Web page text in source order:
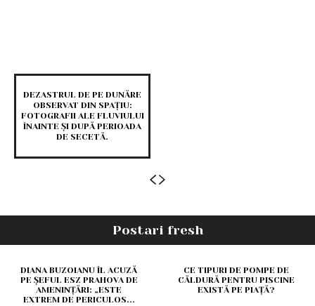
DEZASTRUL DE PE DUNĂRE
OBSERVAT DIN SPAȚIU:
FOTOGRAFII ALE FLUVIULUI
ÎNAINTE ȘI DUPĂ PERIOADA
DE SECETĂ.
Postari fresh
DIANA BUZOIANU ÎL ACUZĂ
PE ȘEFUL ESZ PRAHOVA DE
AMENINȚĂRI: „ESTE
EXTREM DE PERICULOS...
CE TIPURI DE POMPE DE
CĂLDURĂ PENTRU PISCINE
EXISTĂ PE PIAȚĂ?